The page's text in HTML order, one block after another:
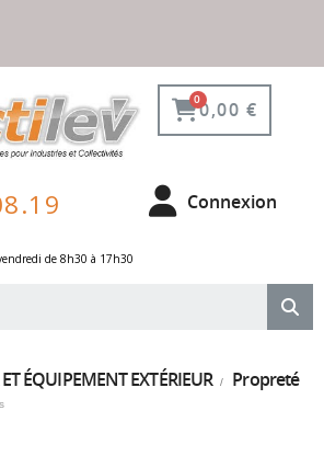
0,00 €
Connexion
de 8h30 à 17h30
ÉQUIPEMENT EXTÉRIEUR Propreté